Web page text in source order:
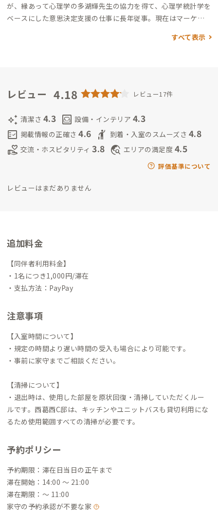
が、縁あって心理学の多湖輝先生の協力を得て、心理学統計学を
ベースにした意思決定支援の仕事に長年従事。 現在はマーケテ
発、ビデオ解析システム開発等）とともに、東京学芸大学大学
に楽しみにしています。ふくしま ふさの 石川県出身
セサリーメーカーでデザイン及びマーチャンダイジング業務に
従事、結婚し3人の子育て後、工作教室やアート制作活動中。
すべて表示
レビュー 4.18 レビュー17件
auto_awesome 清潔さ 4.3 living 設備・インテリア 4.3
fact_check 掲載情報の正確さ 4.6 hail 到着・入室のスムーズさ 4.8
volunteer_activism 交流・ホスピタリティ 3.8 travel_explore エリアの満足度 4.5
評価基準について
レビューはまだありません
追加料金
【同伴者利用料金】
・1名につき1,000円/滞在
・支払方法：PayPay
注意事項
【入室時間について】
・規定の時間より遅い時間の受入も場合により可能です。
・事前に家守までご相談ください。
【清掃について】
・退出時は、使用した部屋を原状回復・清掃していただくルー
ルです。西葛西C邸は、キッチンやユニットバスも貸切利用にな
るため使用範囲すべての清掃が必要です。
予約ポリシー
予約期限：滞在日当日の正午まで
滞在開始：14:00 〜 21:00
滞在期限：〜 11:00
家守の予約承認が不要な家